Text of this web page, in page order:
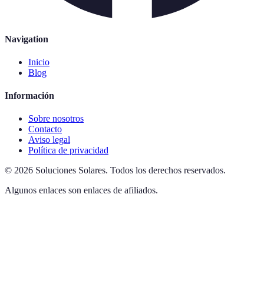
Navigation
Inicio
Blog
Información
Sobre nosotros
Contacto
Aviso legal
Política de privacidad
© 2026 Soluciones Solares. Todos los derechos reservados.
Algunos enlaces son enlaces de afiliados.